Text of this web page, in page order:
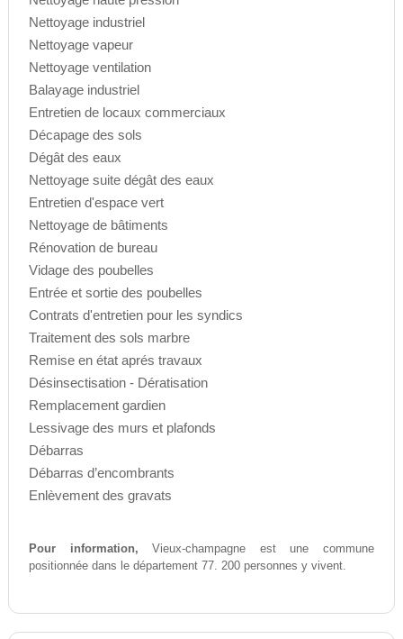
Nettoyage industriel
Nettoyage vapeur
Nettoyage ventilation
Balayage industriel
Entretien de locaux commerciaux
Décapage des sols
Dégât des eaux
Nettoyage suite dégât des eaux
Entretien d'espace vert
Nettoyage de bâtiments
Rénovation de bureau
Vidage des poubelles
Entrée et sortie des poubelles
Contrats d'entretien pour les syndics
Traitement des sols marbre
Remise en état aprés travaux
Désinsectisation - Dératisation
Remplacement gardien
Lessivage des murs et plafonds
Débarras
Débarras d’encombrants
Enlèvement des gravats
Pour information, Vieux-champagne est une commune
positionnée dans le département 77. 200 personnes y vivent.